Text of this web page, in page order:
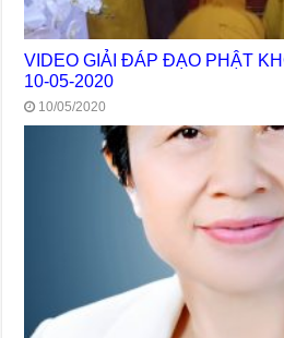
VIDEO GIẢI ĐÁP ĐẠO PHẬT
10-05-2020
10/05/2020